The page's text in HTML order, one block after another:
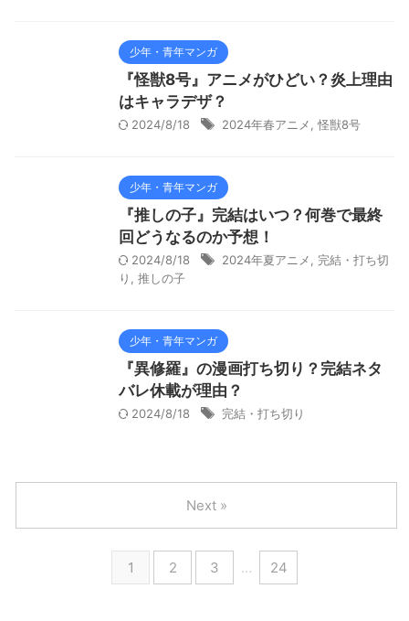
少年・青年マンガ
『怪獣8号』アニメがひどい？炎上理由
はキャラデザ？
2024/8/18 2024年春アニメ 怪獣8号
少年・青年マンガ
『推しの子』完結はいつ？何巻で最終
回どうなるのか予想！
2024/8/18 2024年夏アニメ
完結・打ち切
り
推しの子
少年・青年マンガ
『異修羅』の漫画打ち切り？完結ネタ
バレ休載が理由？
2024/8/18 完結・打ち切り
1 2 3 … 24
Next »